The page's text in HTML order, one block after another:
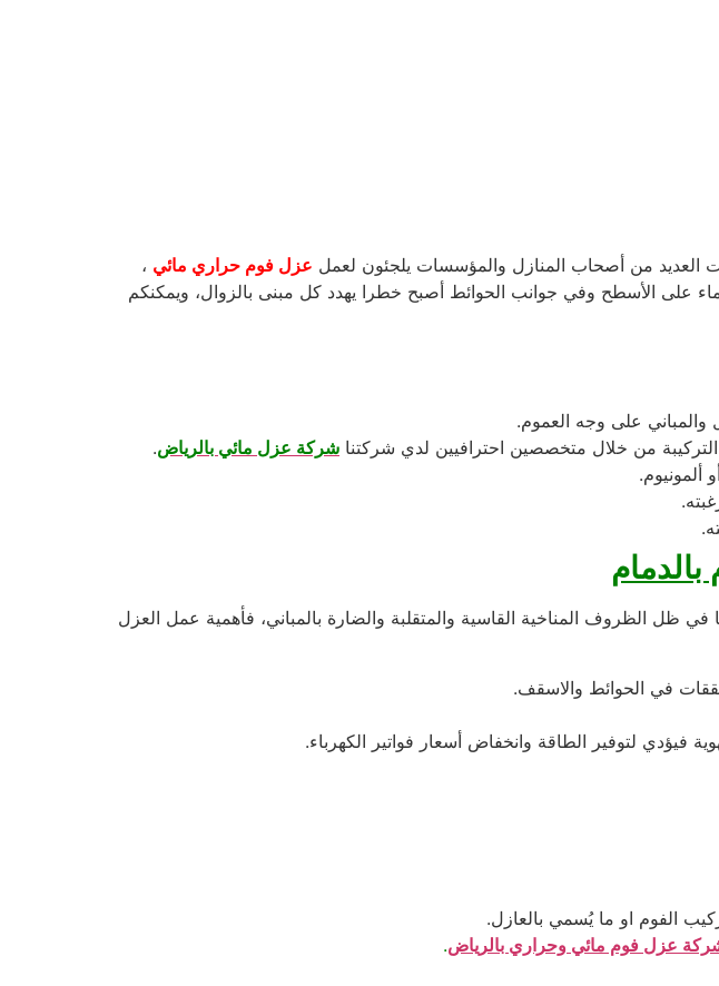
العديد من أصحاب المنازل والمؤسسات يلجئون لعمل عزل فوم حراري مائي ،
على الأسطح وفي جوانب الحوائط أصبح خطرا يهدد كل مبنى بالزوال، ويمكنكم
على وجه العموم.
من خلال متخصصين احترافيين لدي شركتنا شركة عزل مائي بالرياض.
ألمونيوم.
ظل الظروف المناخية القاسية والمتقلبة والضارة بالمباني، فأهمية عمل العزل
في الحوائط والاسقف.
فيؤدي لتوفير الطاقة وانخفاض أسعار فواتير الكهرباء.
الفوم او ما يُسمي بالعازل.
عزل فوم مائي وحراري بالرياض.